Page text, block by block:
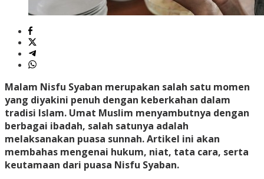
Malam Nisfu Syaban merupakan salah satu momen
yang diyakini penuh dengan keberkahan dalam
tradisi Islam. Umat Muslim menyambutnya dengan
berbagai ibadah, salah satunya adalah
melaksanakan puasa sunnah. Artikel ini akan
membahas mengenai hukum, niat, tata cara, serta
keutamaan dari puasa Nisfu Syaban.